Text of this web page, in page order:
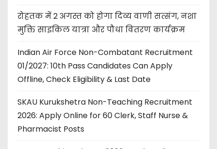
रोहतक में 2 अगस्त को होगा दिव्य वाणी सत्संग, नशा
मुक्ति साइकिल यात्रा और पौधा वितरण कार्यक्रम
Indian Air Force Non-Combatant Recruitment
01/2027: 10th Pass Candidates Can Apply
Offline, Check Eligibility & Last Date
SKAU Kurukshetra Non-Teaching Recruitment
2026: Apply Online for 60 Clerk, Staff Nurse &
Pharmacist Posts